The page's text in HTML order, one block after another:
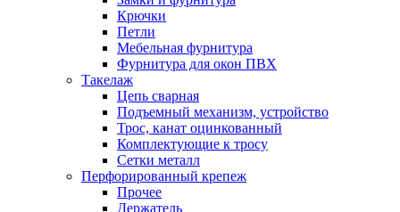
Крючки
Петли
Мебельная фурнитура
Фурнитура для окон ПВХ
Такелаж
Цепь сварная
Подъемный механизм, устройство
Трос, канат оцинкованный
Комплектующие к тросу
Сетки металл
Перфорированный крепеж
Прочее
Держатель